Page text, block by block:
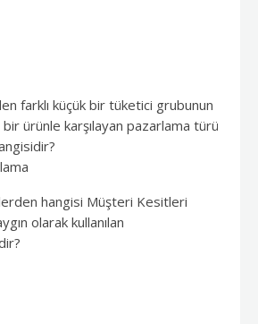
farklı küçük bir tüketici grubunun
bir ürünle karşılayan pazarlama türü
hangisi Müşteri Kesitleri
olarak kullanılan